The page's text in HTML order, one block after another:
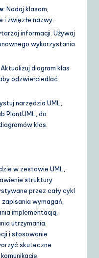
: Nadaj klasom,
zwięzłe nazwy.
informacji. Używaj
wykorzystania
Aktualizuj diagram klas
odzwierciedlać
narzędzia UML,
PlantUML, do
klas.
w zestawie UML,
struktury
przez cały cykl
wymagań,
implementacją,
utrzymania.
i stosowanie
skuteczne